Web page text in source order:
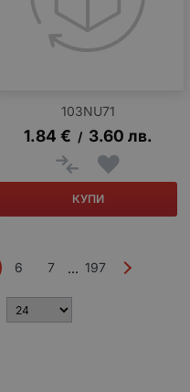
103NU71
1.84 € / 3.60 лв.
КУПИ
6 7 ... 197